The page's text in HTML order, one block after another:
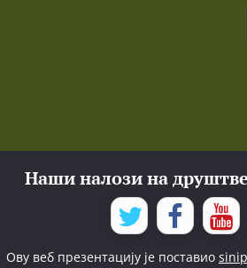
Наши налози на
Ову веб презентацију је поставио sinip